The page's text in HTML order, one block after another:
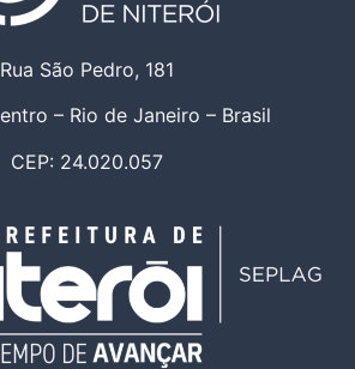
Rua São Pedro, 181
– Rio de Janeiro – Brasil
CEP: 24.020.057